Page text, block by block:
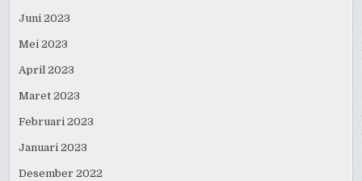
Juni 2023
Mei 2023
April 2023
Maret 2023
Februari 2023
Januari 2023
Desember 2022